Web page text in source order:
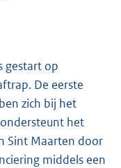
gestart op
De eerste
zich bij het
het
Sint Maarten door
middels een